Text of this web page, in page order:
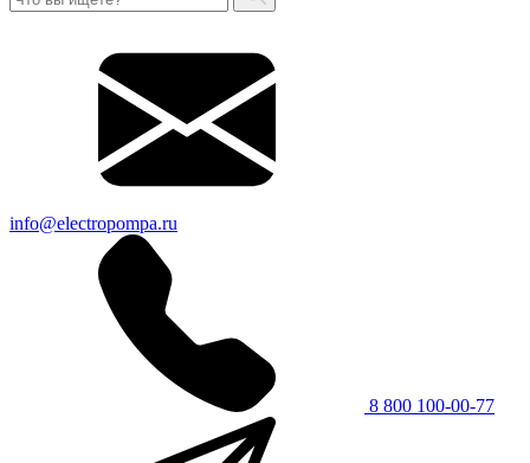
info@electropompa.ru
8 800 100-00-77